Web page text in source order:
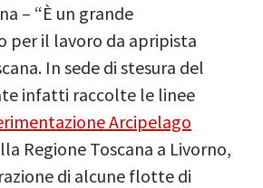
– “È un grande
per il lavoro da apripista
In sede di stesura del
infatti raccolte le linee
Arcipelago
Regione Toscana a Livorno,
di alcune flotte di